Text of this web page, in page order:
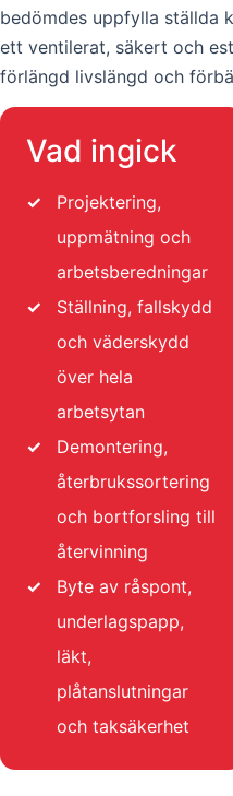
bedömdes uppfylla ställda
ett ventilerat, säkert och
förlängd livslängd och
Vad ingick
✓
Projektering,
uppmätning och
arbetsberedningar
✓
Ställning, fallskydd
och väderskydd
över hela
arbetsytan
✓
Demontering,
återbrukssortering
och bortforsling till
återvinning
✓
Byte av råspont,
underlagspapp,
läkt,
plåtanslutningar
och taksäkerhet